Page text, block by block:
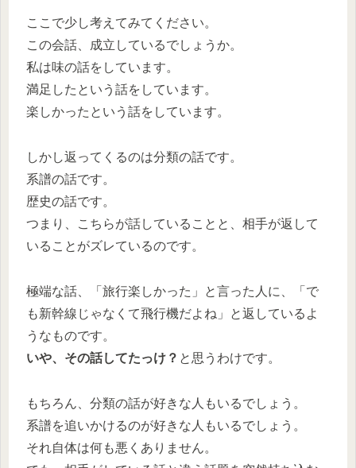
ここで少し考えてみてください。
この会話、成立しているでしょうか。
私は味の話をしています。
満足したという話をしています。
楽しかったという話をしています。
しかし返ってくるのは分類の話です。
系譜の話です。
歴史の話です。
つまり、こちらが話していることと、相手が返して
いることがズレているのです。
極端な話、「旅行楽しかった」と言った人に、「で
も新幹線じゃなくて飛行機だよね」と返しているよ
うなものです。
いや、その話してたっけ？ と思うわけです。
もちろん、分類の話が好きな人もいるでしょう。
系譜を追いかけるのが好きな人もいるでしょう。
それ自体は何も悪くありません。